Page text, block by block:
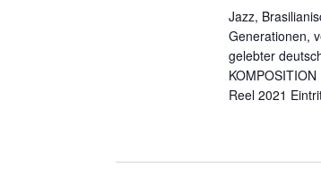
Jazz,
Generationen,
gelebter
Reel 2021